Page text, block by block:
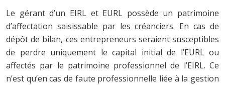
Le gérant d’un EIRL et EURL possède un patrimoine
d’affectation saisissable par les créanciers. En cas de
dépôt de bilan, ces entrepreneurs seraient susceptibles
de perdre uniquement le capital initial de l’EURL ou
affectés par le patrimoine professionnel de l’EIRL. Ce
n’est qu’en cas de faute professionnelle liée à la gestion